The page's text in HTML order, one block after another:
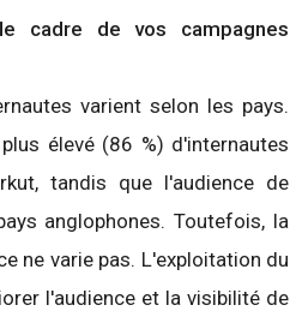
cadre de vos campagnes
varient selon les pays.
élevé (86 %) d'internautes
tandis que l'audience de
anglophones. Toutefois, la
ne varie pas. L'exploitation du
l'audience et la visibilité de